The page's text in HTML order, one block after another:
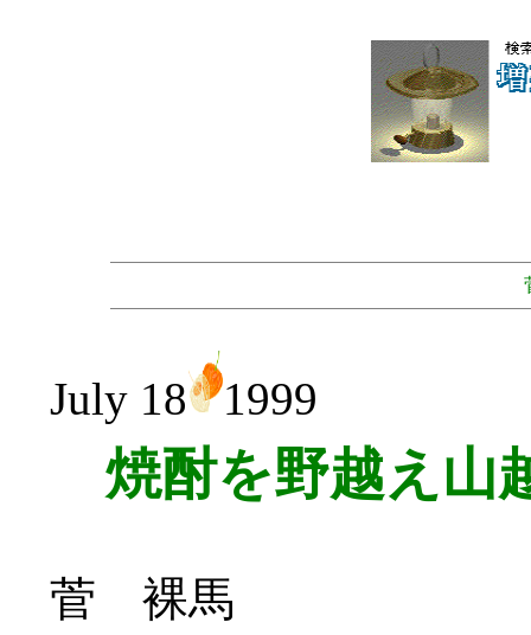
July 18 1999
焼酎を野越え山
菅 裸馬